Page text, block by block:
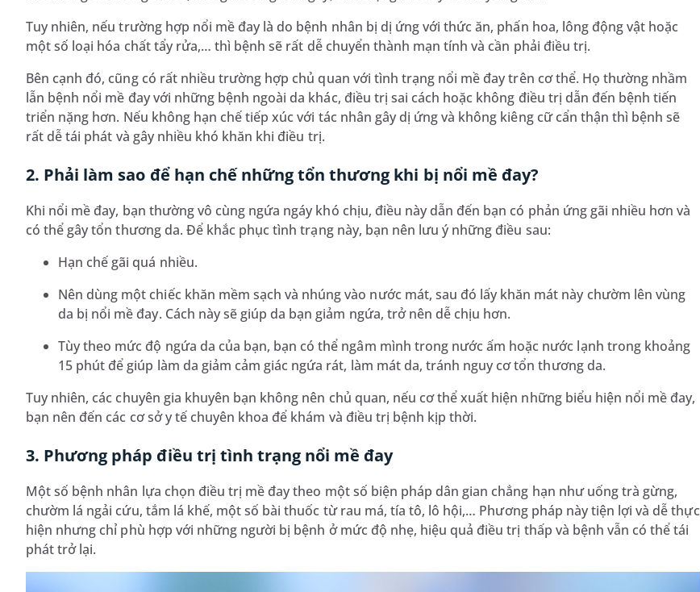
Tuy nhiên, nếu trường hợp nổi mề đay là do bệnh nhân bị dị ứng với thức ăn, phấn hoa, lông động vật hoặc
một số loại hóa chất tẩy rửa,… thì bệnh sẽ rất dễ chuyển thành mạn tính và cần phải điều trị.
Bên cạnh đó, cũng có rất nhiều trường hợp chủ quan với tình trạng nổi mề đay trên cơ thể. Họ thường nhầm
lẫn bệnh nổi mề đay với những bệnh ngoài da khác, điều trị sai cách hoặc không điều trị dẫn đến bệnh tiến
triển nặng hơn. Nếu không hạn chế tiếp xúc với tác nhân gây dị ứng và không kiêng cữ cẩn thận thì bệnh sẽ
rất dễ tái phát và gây nhiều khó khăn khi điều trị.
2. Phải làm sao để hạn chế những tổn thương khi bị nổi mề đay?
Khi nổi mề đay, bạn thường vô cùng ngứa ngáy khó chịu, điều này dẫn đến bạn có phản ứng gãi nhiều hơn và
có thể gây tổn thương da. Để khắc phục tình trạng này, bạn nên lưu ý những điều sau:
Hạn chế gãi quá nhiều.
Nên dùng một chiếc khăn mềm sạch và nhúng vào nước mát, sau đó lấy khăn mát này chườm lên vùng
da bị nổi mề đay. Cách này sẽ giúp da bạn giảm ngứa, trở nên dễ chịu hơn.
Tùy theo mức độ ngứa da của bạn, bạn có thể ngâm mình trong nước ấm hoặc nước lạnh trong khoảng
15 phút để giúp làm da giảm cảm giác ngứa rát, làm mát da, tránh nguy cơ tổn thương da.
Tuy nhiên, các chuyên gia khuyên bạn không nên chủ quan, nếu cơ thể xuất hiện những biểu hiện nổi mề đay,
bạn nên đến các cơ sở y tế chuyên khoa để khám và điều trị bệnh kịp thời.
3. Phương pháp điều trị tình trạng nổi mề đay
Một số bệnh nhân lựa chọn điều trị mề đay theo một số biện pháp dân gian chẳng hạn như uống trà gừng,
chườm lá ngải cứu, tắm lá khế, một số bài thuốc từ rau má, tía tô, lô hội,… Phương pháp này tiện lợi và dễ thực
hiện nhưng chỉ phù hợp với những người bị bệnh ở mức độ nhẹ, hiệu quả điều trị thấp và bệnh vẫn có thể tái
phát trở lại.